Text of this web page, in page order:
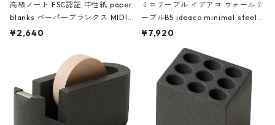
高級ノート FSC認証 中性紙 paper
blanks ペーパーブランクス MIDI
ハードカバー 罫線 ヴァン・ゴッホ
¥2,640
ミニテーブル イデアコ ウォールテ
ーブルB5 ideaco minimal steel f
urniture WALL Table B5 ネイビー
¥7,920